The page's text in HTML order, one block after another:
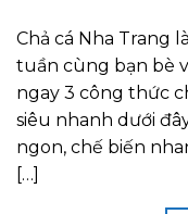
Chả cá Nha Trang
tuần cùng bạn bè
ngay 3 công thức
siêu nhanh dưới
ngon, chế biến
[…]